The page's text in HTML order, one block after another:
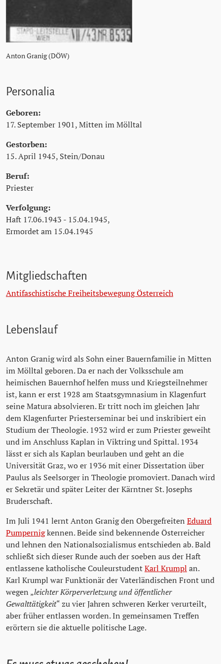
Anton Granig (DÖW)
Personalia
Geboren:
17. September 1901, Mitten im Mölltal
Gestorben:
15. April 1945, Stein/Donau
Beruf:
Priester
Verfolgung:
Haft 17.06.1943 - 15.04.1945,
Ermordet am 15.04.1945
Mitgliedschaften
Antifaschistische Freiheitsbewegung Österreich
Lebenslauf
Anton Granig wird als Sohn einer Bauernfamilie in Mitten
im Mölltal geboren. Da er nach der Volksschule am
heimischen Bauernhof helfen muss und Kriegsteilnehmer
ist, kann er erst 1928 am Staatsgymnasium in Klagenfurt
seine Matura absolvieren. Er tritt noch im gleichen Jahr
dem Klagenfurter Priesterseminar bei und inskribiert ein
Studium der Theologie. 1932 wird er zum Priester geweiht
und im Anschluss Kaplan in Viktring und Spittal. 1934
lässt er sich als Kaplan beurlauben und geht an die
Universität Graz, wo er 1936 mit einer Dissertation über
Paulus als Seelsorger in Theologie promoviert. Danach wird
er Sekretär und später Leiter der Kärntner St. Josephs
Bruderschaft.
Im Juli 1941 lernt Anton Granig den Obergefreiten Eduard
Pumpernigkennen. Beide sind bekennende Österreicher
und lehnen den Nationalsozialismus entschieden ab. Bald
schließt sich dieser Runde auch der soeben aus der Haft
entlassene katholische CouleurstudentKarl Krumpl an.
Karl Krumpl war Funktionär der Vaterländischen Front und
wegen „leichter Körperverletzung und öffentlicher
Gewalttätigkeit“ zu vier Jahren schweren Kerker verurteilt,
aber früher entlassen worden. In gemeinsamen Treffen
erörtern sie die aktuelle politische Lage.